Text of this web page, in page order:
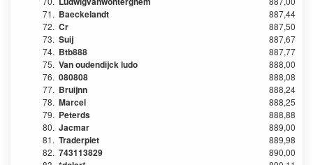
71. Baeckelandt
887,44
72. Cr
887,50
73. Suij
887,67
74. Btb888
887,77
75. Van oudendijck ludo
888,00
76. 080808
888,08
77. Bruijnn
888,24
78. Marcel
888,25
79. Peterds
888,88
80. Jacmar
889,00
81. Traderpiet
889,98
82. 743113829
890,00